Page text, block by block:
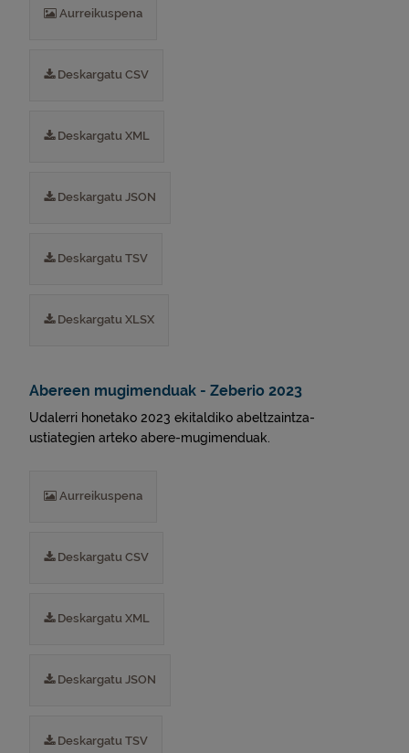
Aurreikuspena
Deskargatu CSV
Deskargatu XML
Deskargatu JSON
Deskargatu TSV
Deskargatu XLSX
Abereen mugimenduak - Zeberio 2023
Udalerri honetako 2023 ekitaldiko abeltzaintza-
ustiategien arteko abere-mugimenduak.
Aurreikuspena
Deskargatu CSV
Deskargatu XML
Deskargatu JSON
Deskargatu TSV